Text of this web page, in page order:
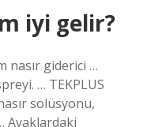
iyi gelir?
nasır giderici …
… TEKPLUS
solüsyonu,
Ayaklardaki